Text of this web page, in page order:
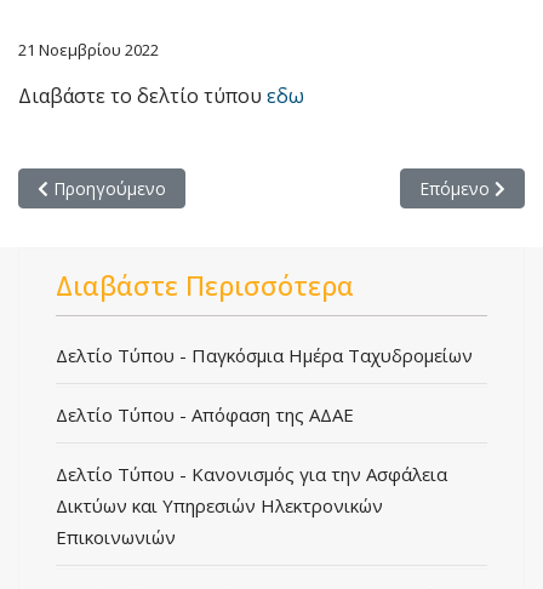
21 Νοεμβρίου 2022
Διαβάστε το δελτίο τύπου εδω
Προηγούμενο άρθρο: Δελτίο Τύπου - Ανακοίνωση επί
Προηγούμενο Επόμενο
Επόμενο
Διαβάστε Περισσότερα
Δελτίο Τύπου - Παγκόσμια Ημέρα Ταχυδρομείων
Δελτίο Τύπου - Απόφαση της ΑΔΑΕ
Δελτίο Τύπου - Κανονισμός για την Ασφάλεια
Δικτύων και Υπηρεσιών Ηλεκτρονικών
Επικοινωνιών